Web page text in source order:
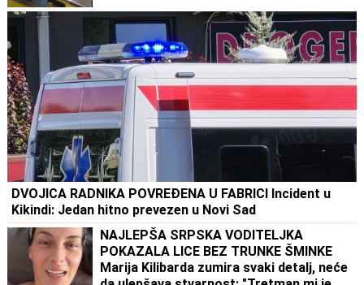
DVOJICA RADNIKA POVREĐENA U FABRICI Incident u
Kikindi: Jedan hitno prevezen u Novi Sad
NAJLEPŠA SRPSKA VODITELJKA
POKAZALA LICE BEZ TRUNKE ŠMINKE
Marija Kilibarda zumira svaki detalj, neće